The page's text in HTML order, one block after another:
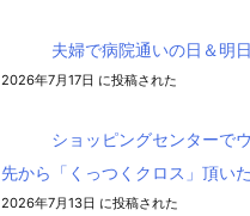
夫婦で病院通いの日＆明
2026年7月17日 に投稿された
ショッピングセンターで
先から「くっつくクロス」頂い
2026年7月13日 に投稿された